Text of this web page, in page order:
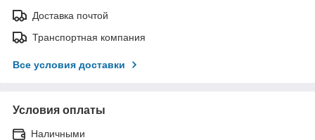
Доставка почтой
Транспортная компания
Все условия доставки
Условия оплаты
Наличными